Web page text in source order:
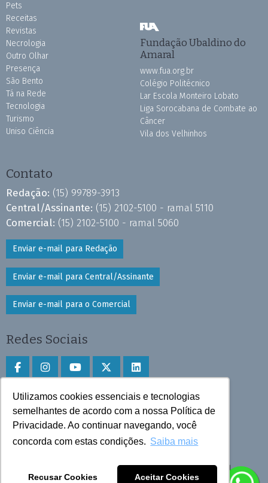
Utilizamos cookies essenciais e tecnologias
semelhantes de acordo com a nossa Política de
Privacidade. Ao continuar navegando, você
concorda com estas condições. Saiba mais
Recusar Cookies Aceitar Cookies
Pets
Receitas
Revistas
Necrologia
Outro Olhar
Presença
São Bento
Tá na Rede
Tecnologia
Turismo
Uniso Ciência
Fundação Ubaldino do
Amaral
www.fua.org.br
Colégio Politécnico
Lar Escola Monteiro Lobato
Liga Sorocabana de Combate ao
Câncer
Vila dos Velhinhos
Contato
Redação: (15) 99789-3913
Central/Assinante: (15) 2102-5100 - ramal 5110
Comercial: (15) 2102-5100 - ramal 5060
Enviar e-mail para Redação
Enviar e-mail para Central/Assinante
Enviar e-mail para o Comercial
Redes Sociais
Faça download do aplicativo
Play Store e App Store
Todos os direitos reservados © 2025 Cruzeiro do Sul